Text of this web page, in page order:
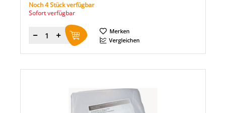
Noch 4 Stück verfügbar
Sofort verfügbar
Menge
Merken
Vergleichen